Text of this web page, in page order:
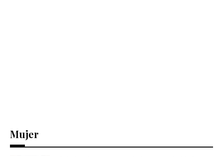
Mujer